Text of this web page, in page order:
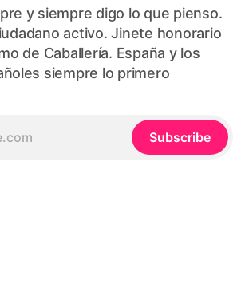
y siempre digo lo que pienso.
activo. Jinete honorario
de Caballería. España y los
siempre lo primero
Subscribe